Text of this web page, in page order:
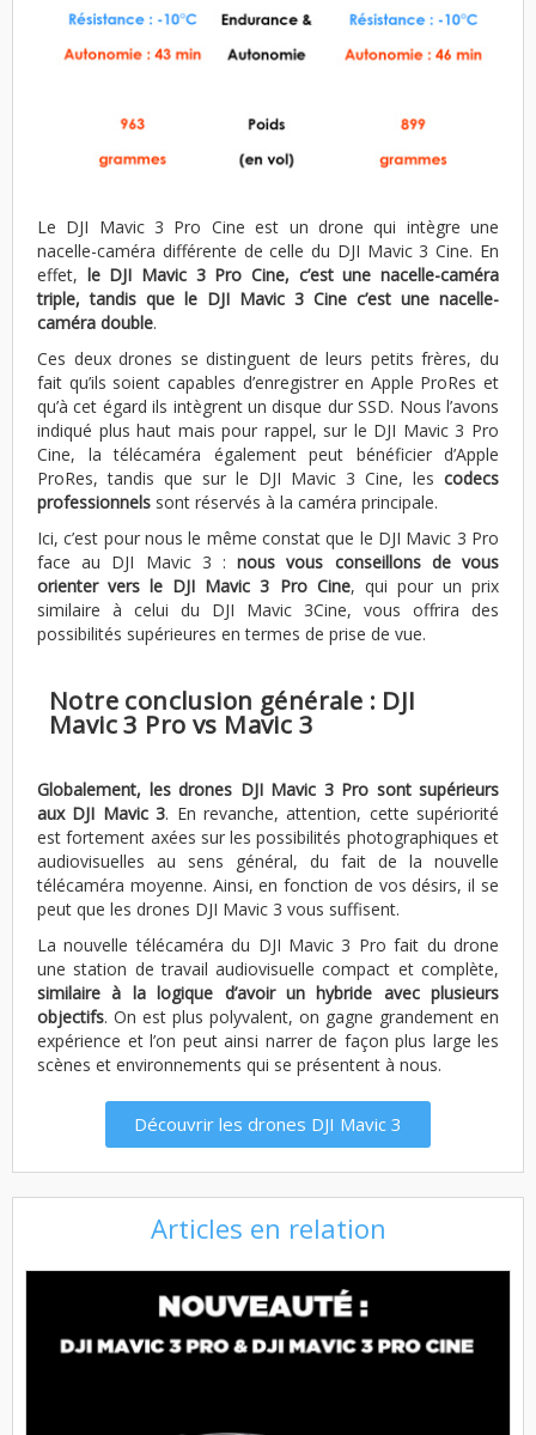
Le DJI Mavic 3 Pro Cine est un drone qui intègre une
nacelle-caméra différente de celle du DJI Mavic 3 Cine. En
effet, le DJI Mavic 3 Pro Cine, c’est une nacelle-caméra
triple, tandis que le DJI Mavic 3 Cine c’est une nacelle-
caméra double.
Ces deux drones se distinguent de leurs petits frères, du
fait qu’ils soient capables d’enregistrer en Apple ProRes et
qu’à cet égard ils intègrent un disque dur SSD. Nous l’avons
indiqué plus haut mais pour rappel, sur le DJI Mavic 3 Pro
Cine, la télécaméra également peut bénéficier d’Apple
ProRes, tandis que sur le DJI Mavic 3 Cine, les codecs
professionnels sont réservés à la caméra principale.
Ici, c’est pour nous le même constat que le DJI Mavic 3 Pro
face au DJI Mavic 3 :nous vous conseillons de vous
orienter vers le DJI Mavic 3 Pro Cine, qui pour un prix
similaire à celui du DJI Mavic 3Cine, vous offrira des
possibilités supérieures en termes de prise de vue.
Notre conclusion générale : DJI
Mavic 3 Pro vs Mavic 3
Globalement, les drones DJI Mavic 3 Pro sont supérieurs
aux DJI Mavic 3. En revanche, attention, cette supériorité
est fortement axées sur les possibilités photographiques et
audiovisuelles au sens général, du fait de la nouvelle
télécaméra moyenne. Ainsi, en fonction de vos désirs, il se
peut que les drones DJI Mavic 3 vous suffisent.
La nouvelle télécaméra du DJI Mavic 3 Pro fait du drone
une station de travail audiovisuelle compact et complète,
similaire à la logique d’avoir un hybride avec plusieurs
objectifs. On est plus polyvalent, on gagne grandement en
expérience et l’on peut ainsi narrer de façon plus large les
scènes et environnements qui se présentent à nous.
Découvrir les drones DJI Mavic 3
Articles en relation